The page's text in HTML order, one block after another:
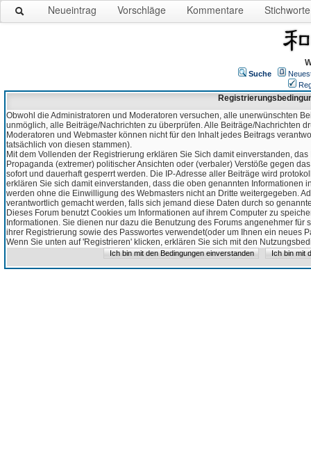
Neueintrag Vorschläge Kommentare Stichworte
Suche
Obwohl die Administratoren und Moderatoren versuchen, alle unerwünschten
unmöglich, alle Beiträge/Nachrichten zu überprüfen. Alle Beiträge/Nachrichten
Moderatoren und Webmaster können nicht für den Inhalt jedes Beitrags
tatsächlich von diesen stammen).
Mit dem Vollenden der Registrierung erklären Sie Sich damit einverstanden,
Propaganda (extremer) politischer Ansichten oder (verbaler) Verstöße gegen
sofort und dauerhaft gesperrt werden. Die IP-Adresse aller Beiträge wird
erklären Sie sich damit einverstanden, dass die oben genannten Informationen
werden ohne die Einwilligung des Webmasters nicht an Dritte weitergegeben.
verantwortlich gemacht werden, falls sich jemand diese Daten durch so
Dieses Forum benutzt Cookies um Informationen auf ihrem Computer zu
Informationen. Sie dienen nur dazu die Benutzung des Forums angenehmer
ihrer Registrierung sowie des Passwortes verwendet(oder um Ihnen ein neues
Wenn Sie unten auf 'Registrieren' klicken, erklären Sie sich mit den